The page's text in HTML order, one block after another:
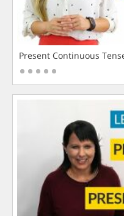
Present Continuous